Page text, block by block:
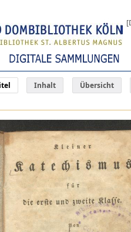
Inhalt Übersicht